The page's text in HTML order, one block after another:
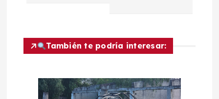
ó
También te podría interesar: